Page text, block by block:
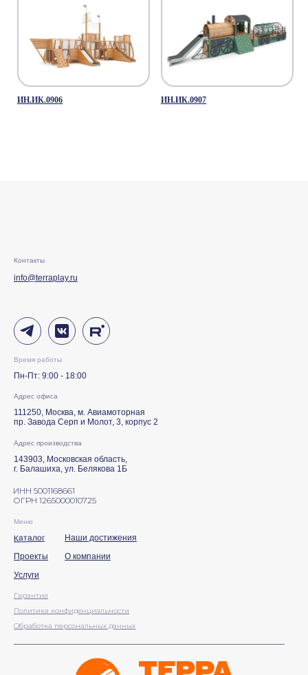
ИН.ИК.0906 ИН.ИК.0907
info@terraplay.ru
Контакты
Пн-Пт: 9:00 - 18:00
Время работы
Адрес офиса
111250, Москва, м. Авиамоторная
пр. Завода Серп и Молот, 3, корпус 2
ИНН 5001168661
ОГРН 1265000010725
Гарантия
Обработка персональных данных
Меню
Каталог
Проекты
Наши достижения
Услуги
О компании
Политика конфиденциальности
Адрес производства
143903, Московская область,
г. Балашиха, ул. Белякова 1Б